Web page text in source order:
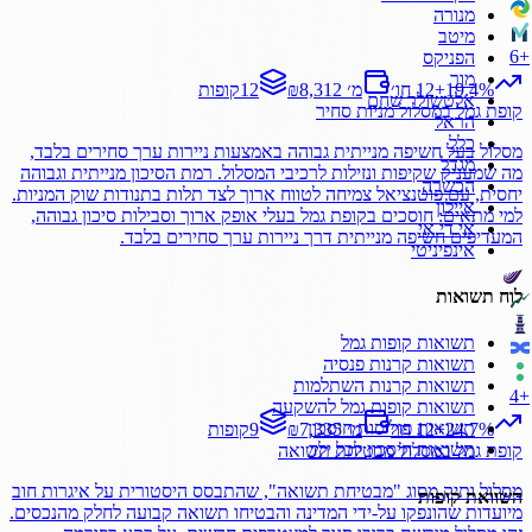
+
6
+19.4% 12 חו׳ ₪8,312 מ׳ 12קופות
קופת גמלבמסלולמניות סחיר
מסלול בעל חשיפה מנייתית גבוהה באמצעות ניירות ערך סחירים בלבד,
מה שמעניק שקיפות ונזילות לרכיבי המסלול. רמת הסיכון מנייתית וגבוהה
יחסית, עם פוטנציאל צמיחה לטווח ארוך לצד תלות בתנודות שוק המניות.
למי מתאים: חוסכים בקופת גמל בעלי אופק ארוך וסבילות סיכון גבוהה,
המעדיפים חשיפה מנייתית דרך ניירות ערך סחירים בלבד.
+
4
+24.7% 12 חו׳ ₪7,335 מ׳ 9קופות
קופת גמלבמסלולמבטיחת תשואה
מסלול ותיק מסוג "מבטיחת תשואה", שהתבסס היסטורית על איגרות חוב
מיועדות שהונפקו על-ידי המדינה והבטיחו תשואה קבועה לחלק מהנכסים.
מנורה
מיטב
הפניקס
מור
אלטשולר שחם
הראל
כלל
מגדל
הכשרה
איילון
אי.די.אי
אינפיניטי
לוח תשואות
תשואות קופות גמל
תשואות קרנות פנסיה
תשואות קרנות השתלמות
תשואות קופות גמל להשקעה
תשואות פוליסות חיסכון
תשואות חיסכון לכל ילד
השוואת קופות